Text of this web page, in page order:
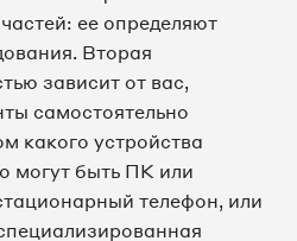
067-14-20
067-15-06
067-17-47
067-17-48
ее определяют
Вторая
зависит от вас,
самостоятельно
какого устройства
могут быть ПК или
телефон, или